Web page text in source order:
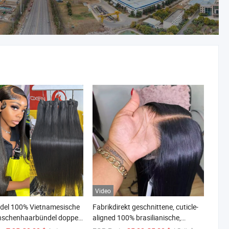
100% Vietnamesische
doppelt
Video
Fabrikdirekt geschnittene, cuticle-
aligned 100% brasilianische,